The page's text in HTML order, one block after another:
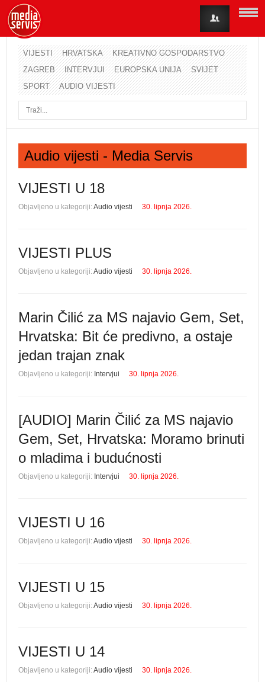
VIJESTI HRVATSKA
KREATIVNO GOSPODARSTVO
ZAGREB
INTERVJUI EUROPSKA UNIJA
SVIJET
SPORT
AUDIO VIJESTI
Audio vijesti - Media Servis
VIJESTI U 18
Objavljeno u kategoriji:Audio vijesti 30. lipnja 2026.
VIJESTI PLUS
Objavljeno u kategoriji:Audio vijesti 30. lipnja 2026.
Marin Čilić za MS najavio Gem, Set,
Hrvatska: Bit će predivno, a ostaje
jedan trajan znak
Objavljeno u kategoriji: Intervjui 30. lipnja 2026.
[AUDIO] Marin Čilić za MS najavio
Gem, Set, Hrvatska: Moramo brinuti
o mladima i budućnosti
Objavljeno u kategoriji: Intervjui 30. lipnja 2026.
VIJESTI U 16
Objavljeno u kategoriji:Audio vijesti 30. lipnja 2026.
VIJESTI U 15
Objavljeno u kategoriji:Audio vijesti 30. lipnja 2026.
VIJESTI U 14
Objavljeno u kategoriji:Audio vijesti 30. lipnja 2026.
Korisničko ime
Lozinka
Zaboravili ste lozinku?